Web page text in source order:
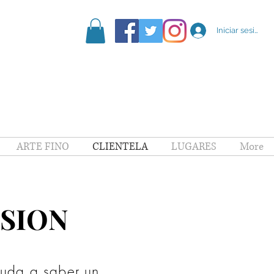
Iniciar sesión
ARTE FINO CLIENTELA LUGARES More